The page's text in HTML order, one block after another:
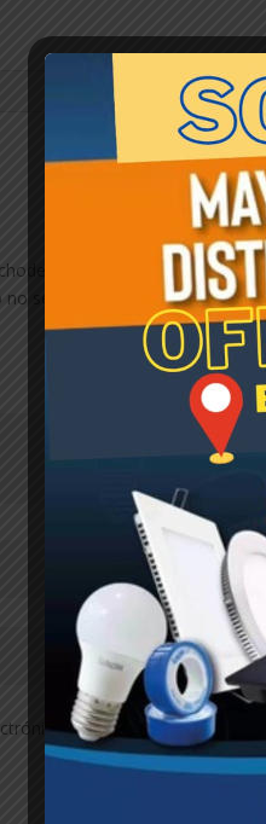
10x30cc”
será publicada.
Los campos
y web en este